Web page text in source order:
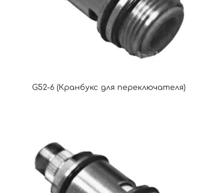
G52-6 (Кранбукс для переключателя)